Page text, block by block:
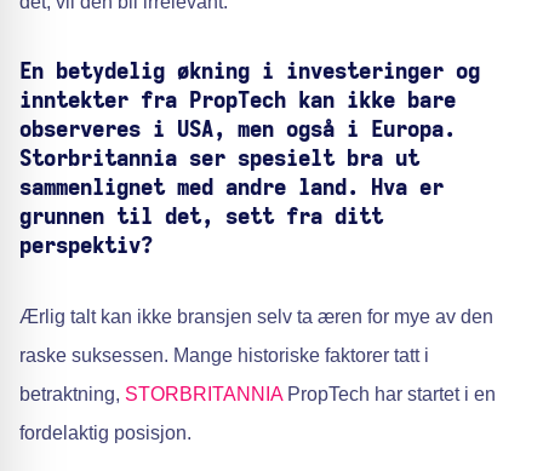
En betydelig økning i investeringer og
inntekter fra PropTech kan ikke bare
observeres i USA, men også i Europa.
Storbritannia ser spesielt bra ut
sammenlignet med andre land. Hva er
grunnen til det, sett fra ditt
perspektiv?
Ærlig talt kan ikke bransjen selv ta æren for mye av den
raske suksessen. Mange historiske faktorer tatt i
betraktning, STORBRITANNIAPropTech har startet i en
fordelaktig posisjon.